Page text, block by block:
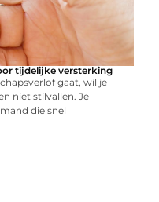
tijdelijke versterking
gaat, wil je
niet stilvallen. Je
die snel